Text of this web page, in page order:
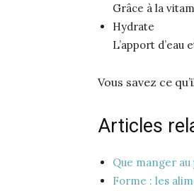
Grâce à la
Hydrate
L’apport
Vous savez ce
Articles
Que manger
Forme : les